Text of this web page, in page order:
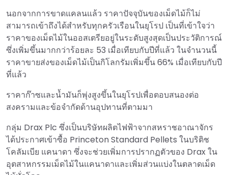
นอกจากการขาดแคลนแล้ว ราคาปัจจุบันของเม็ดไม้ก็ไม่
สามารถเข้าถึงได้สำหรับทุกครัวเรือนในยุโรป เป็นที่เข้าใจว่า
ราคาของเม็ดไม้ในออสเตรียอยู่ในระดับสูงสุดเป็นประวัติการณ์
ซึ่งเพิ่มขึ้นมากกว่าร้อยละ 53 เมื่อเทียบกับปีที่แล้ว ในจำนวนนี้
ราคาขายส่งของเม็ดไม้เป็นกิโลกรัมเพิ่มขึ้น 66% เมื่อเทียบกับปี
ที่แล้ว
ราคาก๊าซและน้ำมันก็พุ่งสูงขึ้นในยุโรปเพื่อตอบสนองต่อ
สงครามและข้อจำกัดด้านอุปทานที่ตามมา
กลุ่ม Drax Plc ซึ่งเป็นบริษัทผลิตไฟฟ้าจากสหราชอาณาจักร
ได้ประกาศเข้าซื้อ Princeton Standard Pellets ในบริติช
โคลัมเบีย แคนาดา ซึ่งจะช่วยเพิ่มการปรากฏตัวของ Drax ใน
อุตสาหกรรมเม็ดไม้ในแคนาดาและเพิ่มส่วนแบ่งในตลาดเม็ด